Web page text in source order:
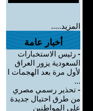
المزيد.....
أخبار عامة
- رئيس الاستخبارات
السعودية يزور العراق
لأول مرة بعد الهجمات ا
...
- تحذير رسمي مصري
من طرق احتيال جديدة
على المواطنين